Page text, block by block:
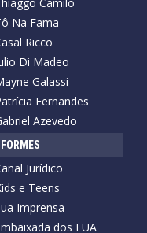
Na Fama
Ricco
Di Madeo
Galassi
Fernandes
Azevedo
Jurídico
e Teens
Imprensa
dos EUA